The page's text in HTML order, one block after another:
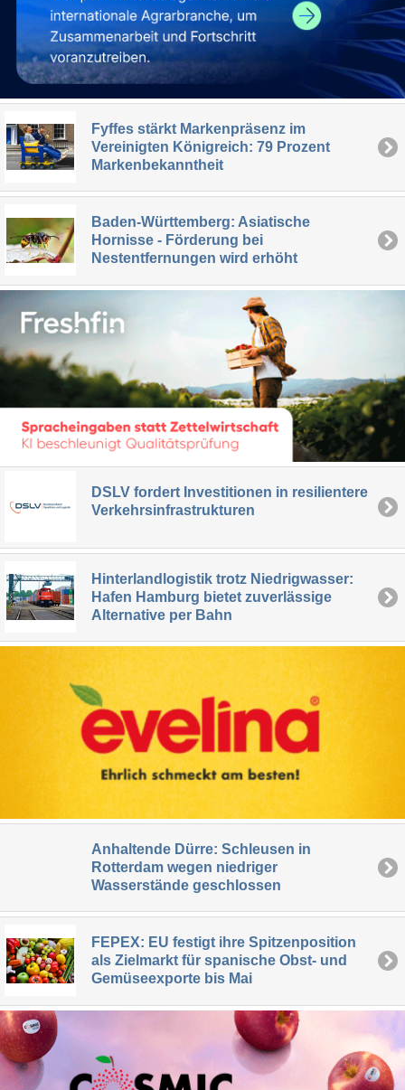
Fyffes stärkt Markenpräsenz im
Vereinigten Königreich: 79 Prozent
Markenbekanntheit
Baden-Württemberg: Asiatische
Hornisse - Förderung bei
Nestentfernungen wird erhöht
DSLV fordert Investitionen in resilientere
Verkehrsinfrastrukturen
Hinterlandlogistik trotz Niedrigwasser:
Hafen Hamburg bietet zuverlässige
Alternative per Bahn
Anhaltende Dürre: Schleusen in
Rotterdam wegen niedriger
Wasserstände geschlossen
FEPEX: EU festigt ihre Spitzenposition
als Zielmarkt für spanische Obst- und
Gemüseexporte bis Mai